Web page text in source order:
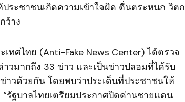
ระชาชนเกิดความเข้าใจผิด ตื่นตระหนก วิตก
ว้าง
ทศไทย (Anti-Fake News Center) ได้ตรวจ
วมากถึง 33 ข่าว และเป็นข่าวปลอมที่ได้รับ
าวด้วยกัน โดยพบว่าประเด็นที่ประชาชนให้
รัฐบาลไทยเตรียมประกาศปิดด่านชายแดน